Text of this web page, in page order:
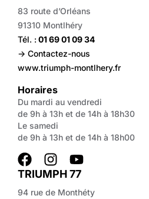
83 route d’Orléans
91310 Montlhéry
Tél. : 01 69 01 09 34
-> Contactez-nous
www.triumph-montlhery.fr
Horaires
Du mardi au vendredi
de 9h à 13h et de 14h à 18h30
Le samedi
de 9h à 13h et de 14h à 18h00
TRIUMPH 77
94 rue de Monthéty